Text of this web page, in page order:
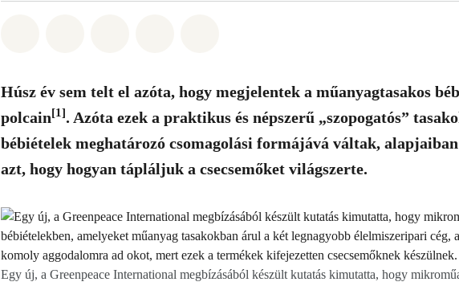
Húsz év sem telt el azóta, hogy megjelentek a műanyagtasakos
polcain[1]. Azóta ezek a praktikus és népszerű „szopogatós”
bébiételek meghatározó csomagolási formájává váltak,
azt, hogy hogyan tápláljuk a csecsemőket világszerte.
Egy új, a Greenpeace International megbízásából készült kutatás kimutatta, hogy